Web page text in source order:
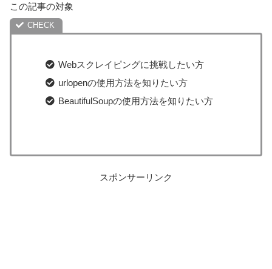
この記事の対象
Webスクレイピングに挑戦したい方
urlopenの使用方法を知りたい方
BeautifulSoupの使用方法を知りたい方
スポンサーリンク